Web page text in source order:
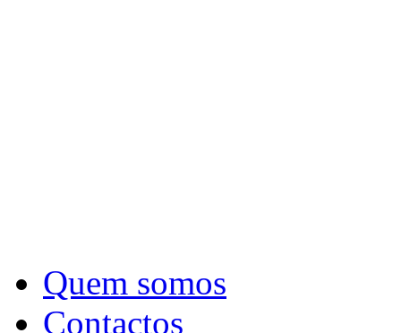
Quem somos
Contactos